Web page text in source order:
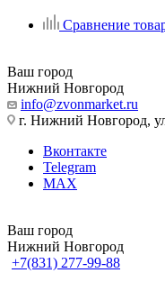
Сравнение
Ваш город
Нижний Новгород
info@zvonmarket.ru
г. Нижний Новгород,
Вконтакте
Telegram
MAX
Ваш город
Нижний Новгород
+7(831) 277-99-88